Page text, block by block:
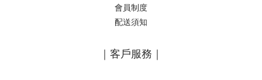
會員制度
配送須知
｜客戶服務｜